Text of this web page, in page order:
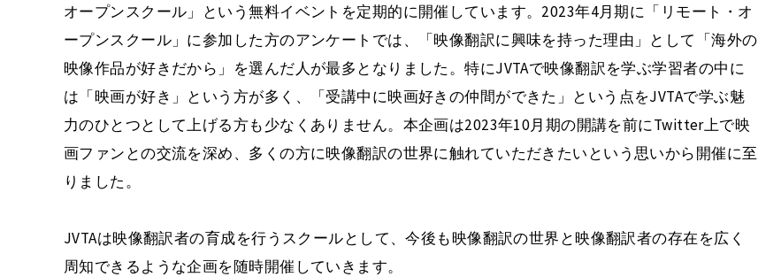
オープンスクール」という無料イベントを定期的に開催しています。2023年4月期に「リモート・オ
ープンスクール」に参加した方のアンケートでは、「映像翻訳に興味を持った理由」として「海外の
映像作品が好きだから」を選んだ人が最多となりました。特にJVTAで映像翻訳を学ぶ学習者の中に
は「映画が好き」という方が多く、「受講中に映画好きの仲間ができた」という点をJVTAで学ぶ魅
力のひとつとして上げる方も少なくありません。本企画は2023年10月期の開講を前にTwitter上で映
画ファンとの交流を深め、多くの方に映像翻訳の世界に触れていただきたいという思いから開催に至
りました。
JVTAは映像翻訳者の育成を行うスクールとして、今後も映像翻訳の世界と映像翻訳者の存在を広く
周知できるような企画を随時開催していきます。